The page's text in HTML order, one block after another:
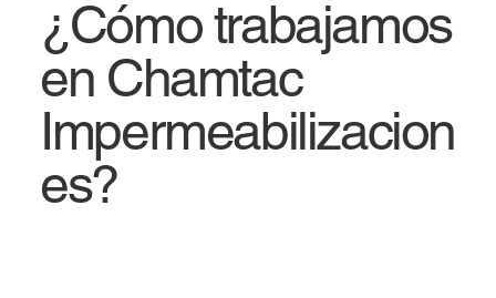
¿Cómo trabajamos
en Chamtac
Impermeabilizacion
es?